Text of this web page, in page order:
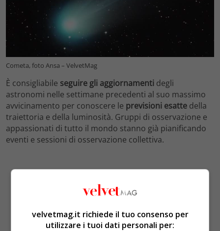
Cometa, foto Ansa – VelvetMag
È consigliabile seguire gli aggiornamenti degli
astronomi nelle settimane precedenti al suo massimo
avvicinamento per conoscere le previsioni esatte della
traiettoria e della luminosità. Gruppi di osservazione e
appassionati di tutto il mondo stanno già pianificando
eventi e sessioni di osservazione collettiva.
velvetmag.it richiede il tuo consenso per
utilizzare i tuoi dati personali per: